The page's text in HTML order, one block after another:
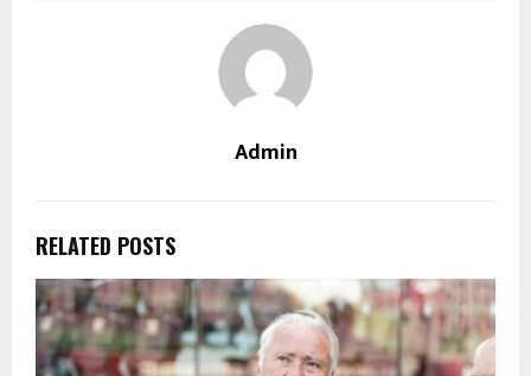
Admin
RELATED POSTS